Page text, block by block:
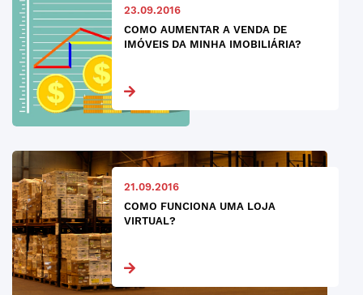
23.09.2016
COMO AUMENTAR A VENDA DE
IMÓVEIS DA MINHA IMOBILIÁRIA?
21.09.2016
COMO FUNCIONA UMA LOJA
VIRTUAL?